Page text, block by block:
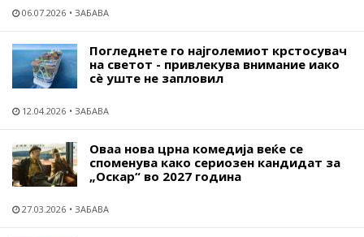
06.07.2026 ЗАБАВА
Погледнете го најголемиот крстосувач
на светот - привлекува внимание иако
сѐ уште не запловил
12.04.2026 ЗАБАВА
Оваа нова црна комедија веќе се
споменува како сериозен кандидат за
„Оскар“ во 2027 година
27.03.2026 ЗАБАВА